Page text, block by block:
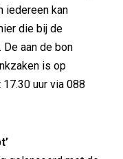
iedereen kan
die bij de
aan de bon
is op
uur via 088